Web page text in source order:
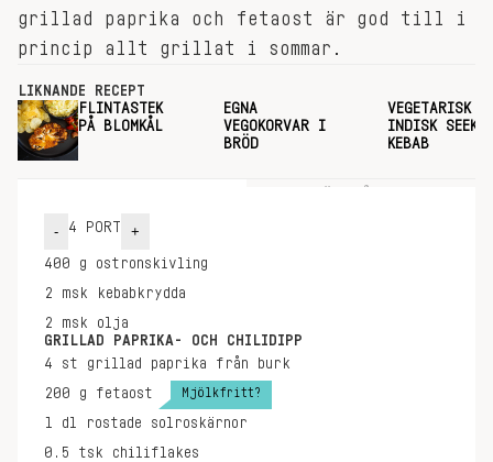
grillad paprika och fetaost är god till i
princip allt grillat i sommar.
LIKNANDE RECEPT
FLINTASTEK
PÅ BLOMKÅL
EGNA
VEGOKORVAR I
BRÖD
VEGETARISK
INDISK SEEKH
KEBAB
- 4 PORT +
400 g
ostronskivling
2 msk
kebabkrydda
2 msk
olja
GRILLAD PAPRIKA- OCH CHILIDIPP
4 st
grillad paprika från burk
200 g fetaost Mjölkfritt?
1 dl
rostade solroskärnor
0.5 tsk
chiliflakes